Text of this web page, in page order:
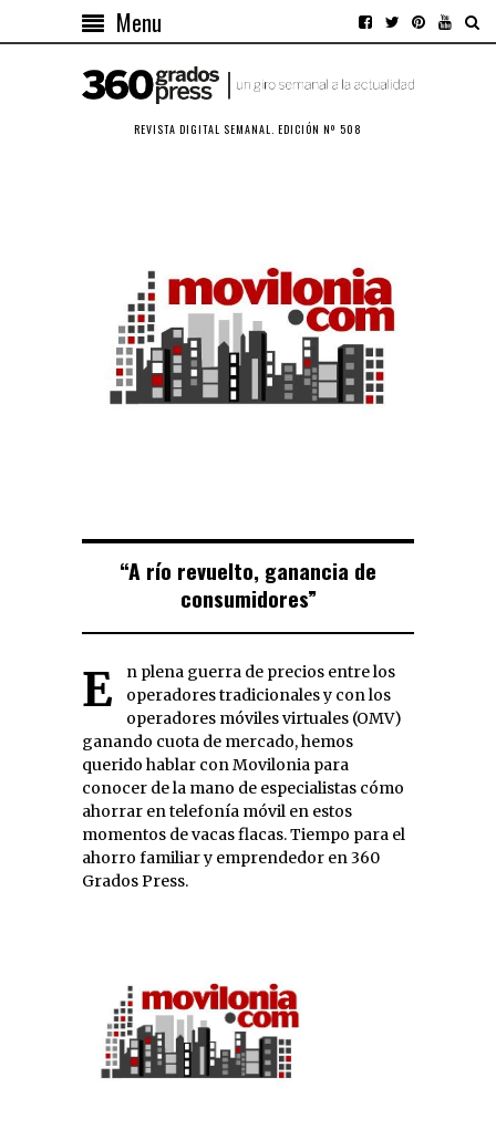
Menu
REVISTA DIGITAL SEMANAL. EDICIÓN Nº 508
“A río revuelto, ganancia de
consumidores”
En plena guerra de precios entre los
operadores tradicionales y con los
operadores móviles virtuales (OMV)
ganando cuota de mercado, hemos
querido hablar con Movilonia para
conocer de la mano de especialistas cómo
ahorrar en telefonía móvil en estos
momentos de vacas flacas. Tiempo para el
ahorro familiar y emprendedor en 360
Grados Press.